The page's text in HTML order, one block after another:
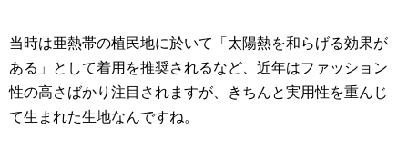
当時は亜熱帯の植民地に於いて「太陽熱を和らげる効果が
ある」として着用を推奨されるなど、近年はファッション
性の高さばかり注目されますが、きちんと実用性を重んじ
て生まれた生地なんですね。